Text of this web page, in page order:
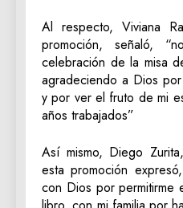
Al respecto, Viviana
promoción, señaló,
celebración de la misa
agradeciendo a Dios
y por ver el fruto de mi
años trabajados”
Así mismo, Diego
esta promoción
con Dios por permitirme